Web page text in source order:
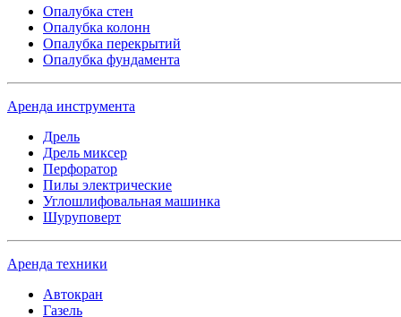
Опалубка стен
Опалубка колонн
Опалубка перекрытий
Опалубка фундамента
Аренда инструмента
Дрель
Дрель миксер
Перфоратор
Пилы электрические
Углошлифовальная машинка
Шуруповерт
Аренда техники
Автокран
Газель